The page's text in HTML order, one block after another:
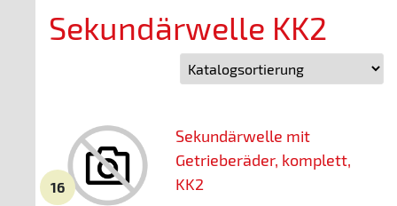
Sekundärwelle KK2
16
Sekundärwelle mit
Getrieberäder, komplett,
KK2